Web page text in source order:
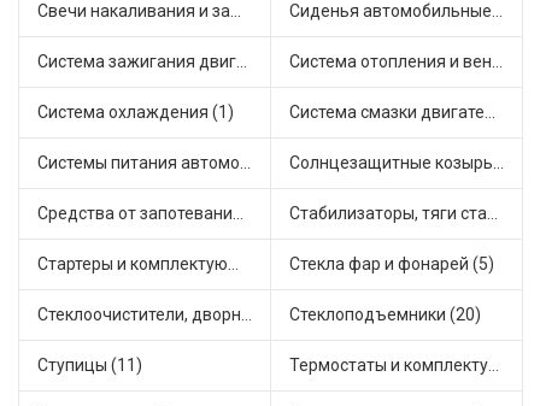
Свечи накаливания и зажигания (31) Сиденья автомобильные (1)
Система зажигания двигателя (3) Система отопления и вентиляции (17)
Система охлаждения (1) Система смазки двигателя (17)
Системы питания автомобиля (21) Солнцезащитные козырьки для салона автомобиля (3)
Средства от запотевания и размораживатели стекла (1) Стабилизаторы, тяги стабилизатора, стойки стабилиз (3)
Стартеры и комплектующие (38) Стекла фар и фонарей (5)
Стеклоочистители, дворники (1) Стеклоподъемники (20)
Ступицы (11) Термостаты и комплектующие системы охлаждения (55)